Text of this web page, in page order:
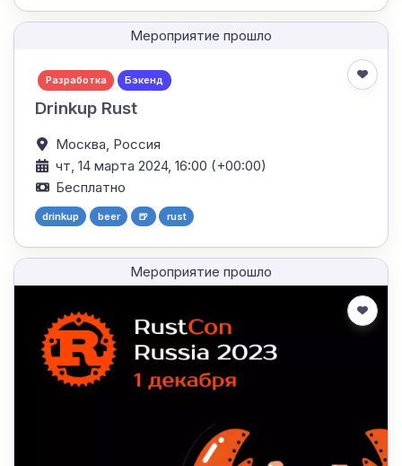
Мероприятие прошло
Разработка Бэкенд
Drinkup Rust
Москва, Россия
чт, 14 марта 2024, 16:00 (+00:00)
Бесплатно
drinkup beer 🍺 rust
Мероприятие прошло